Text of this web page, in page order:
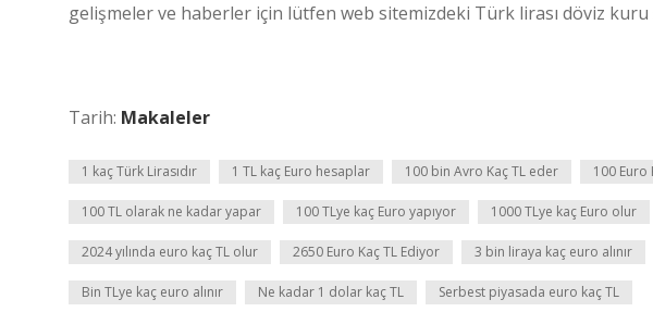
gelişmeler ve haberler için lütfen web sitemizdeki Türk lirası döviz kuru
Tarih: Makaleler
1 kaç Türk Lirasıdır 1 TL kaç Euro hesaplar 100 bin Avro Kaç TL eder 100 Euro
100 TL olarak ne kadar yapar 100 TLye kaç Euro yapıyor 1000 TLye kaç Euro olur
2024 yılında euro kaç TL olur 2650 Euro Kaç TL Ediyor 3 bin liraya kaç euro alınır
Bin TLye kaç euro alınır Ne kadar 1 dolar kaç TL Serbest piyasada euro kaç TL